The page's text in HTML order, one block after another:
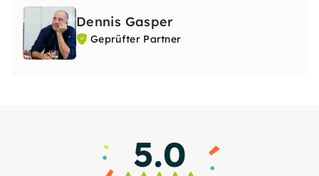
Dennis Gasper
Geprüfter Partner
5.0